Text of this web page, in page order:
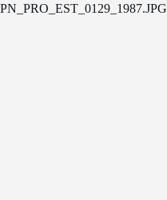
PN_PRO_EST_0129_1987.JPG